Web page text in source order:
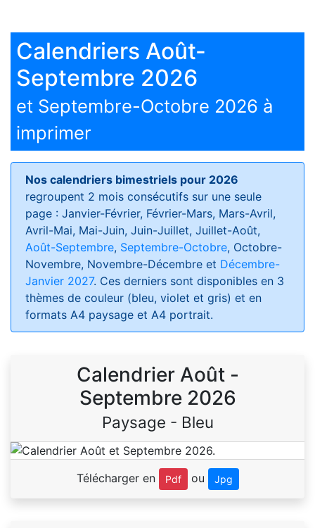
Calendriers Août-
Septembre 2026
et Septembre-Octobre 2026 à
imprimer
Nos calendriers bimestriels pour 2026
regroupent 2 mois consécutifs sur une seule
page : Janvier-Février, Février-Mars, Mars-Avril,
Avril-Mai, Mai-Juin, Juin-Juillet, Juillet-Août,
Août-Septembre, Septembre-Octobre, Octobre-
Novembre, Novembre-Décembre et Décembre-
Janvier 2027. Ces derniers sont disponibles en 3
thèmes de couleur (bleu, violet et gris) et en
formats A4 paysage et A4 portrait.
Calendrier Août -
Septembre 2026
Paysage - Bleu
Télécharger en Pdf ou Jpg